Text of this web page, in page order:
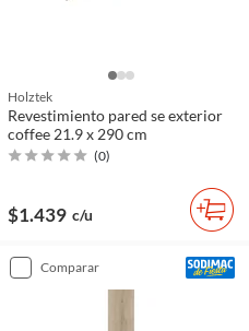
Holztek
Revestimiento pared se exterior
coffee 21.9 x 290 cm
(0)
$1.439 c/u
comparar